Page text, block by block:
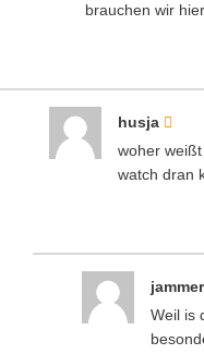
brauchen wir
husja
woher
watch dran
Weil is